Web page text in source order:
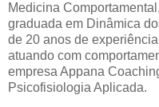
Medicina
graduada em Dinâmica
de 20 anos de
atuando com
empresa Appana
Psicofisiologia Aplicada.